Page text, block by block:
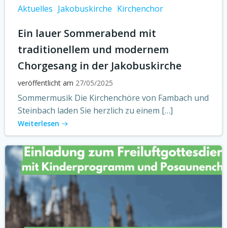
Aktuelles Jakobuskirche Kirchenchor
Ein lauer Sommerabend mit
traditionellem und modernem
Chorgesang in der Jakobuskirche
veröffentlicht am 27/05/2025
Sommermusik Die Kirchenchöre von Fambach und
Steinbach laden Sie herzlich zu einem […]
Weiterlesen